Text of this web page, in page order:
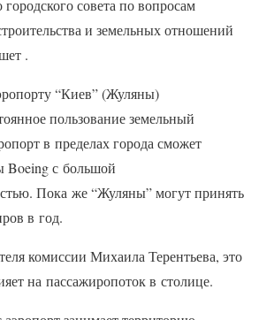
совета по вопросам
и земельных отношений
.
“Киев” (Жуляны)
пользование земельный
в пределах города сможет
Boeing с большой
Пока же “Жуляны” могут принять
в год.
комиссии Михаила Терентьева, это
на пассажиропоток в столице.